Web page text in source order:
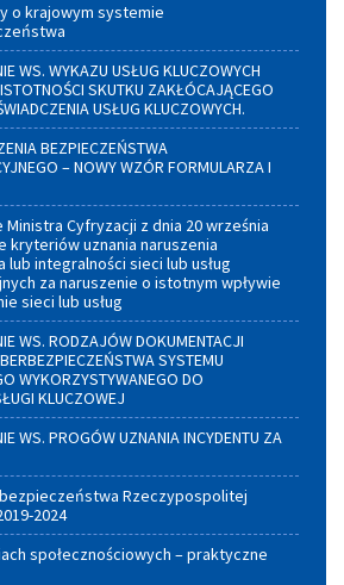
o krajowym systemie
WS. WYKAZU USŁUG KLUCZOWYCH
SKUTKU ZAKŁÓCAJĄCEGO
USŁUG KLUCZOWYCH.
BEZPIECZEŃSTWA
– NOWY WZÓR FORMULARZA I
Cyfryzacji z dnia 20 września
kryteriów uznania naruszenia
integralności sieci lub usług
za naruszenie o istotnym wpływie
sieci lub usług
WS. RODZAJÓW DOKUMENTACJI
SYSTEMU
WYKORZYSTYWANEGO DO
KLUCZOWEJ
WS. PROGÓW UZNANIA INCYDENTU ZA
Rzeczypospolitej
2024
społecznościowych – praktyczne